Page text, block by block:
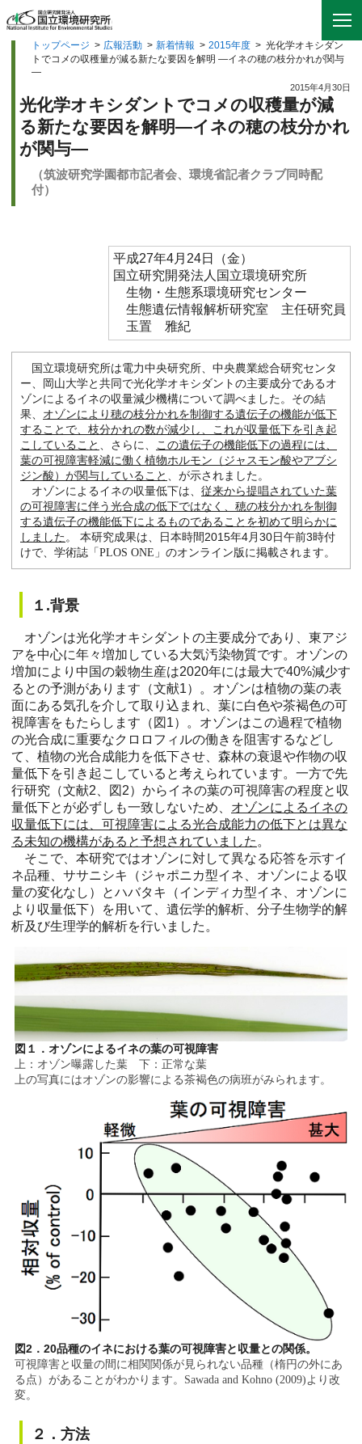
トップページ > 広報活動 > 新着情報 > 2015年度 > 光化学オキシダン
トでコメの収穫量が減る新たな要因を解明 —イネの穂の枝分かれが関与
—
2015年4月30日
光化学オキシダントでコメの収穫量が減
る新たな要因を解明—イネの穂の枝分かれ
が関与—
（筑波研究学園都市記者会、環境省記者クラブ同時配
付）
平成27年4月24日（金）
国立研究開発法人国立環境研究所
生物・生態系環境研究センター
生態遺伝情報解析研究室 主任研究員
玉置 雅紀
国立環境研究所は電力中央研究所、中央農業総合研究センタ
ー、岡山大学と共同で光化学オキシダントの主要成分であるオ
ゾンによるイネの収量減少機構について調べました。その結
果、 オゾンにより穂の枝分かれを制御する遺伝子の機能が低下
することで、枝分かれの数が減少し、これが収量低下を引き起
こしていること
、さらに、
この遺伝子の機能低下の過程には、
葉の可視障害軽減に働く植物ホルモン（ジャスモン酸やアブシ
ジン酸）が関与していること
、が示されました。
オゾンによるイネの収量低下は、 従来から提唱されていた葉
の可視障害に伴う光合成の低下ではなく、穂の枝分かれを制御
する遺伝子の機能低下によるものであることを初めて明らかに
しました。 本研究成果は、日本時間2015年4月30日午前3時付
けで、学術誌「PLOS ONE 」のオンライン版に掲載されます。
１.背景
オゾンは光化学オキシダントの主要成分であり、東アジ
アを中心に年々増加している大気汚染物質です。オゾンの
増加により中国の穀物生産は2020年には最大で40%減少す
るとの予測があります（文献1）。オゾンは植物の葉の表
面にある気孔を介して取り込まれ、葉に白色や茶褐色の可
視障害をもたらします（図1）。オゾンはこの過程で植物
の光合成に重要なクロロフィルの働きを阻害するなどし
て、植物の光合成能力を低下させ、森林の衰退や作物の収
量低下を引き起こしていると考えられています。一方で先
行研究（文献2、図2）からイネの葉の可視障害の程度と収
量低下とが必ずしも一致しないため、 オゾンによるイネの
収量低下には、可視障害による光合成能力の低下とは異な
る未知の機構があると予想されていました 。
そこで、本研究ではオゾンに対して異なる応答を示すイ
ネ品種、ササニシキ（ジャポニカ型イネ、オゾンによる収
量の変化なし）とハバタキ（インディカ型イネ、オゾンに
より収量低下）を用いて、遺伝学的解析、分子生物学的解
析及び生理学的解析を行いました。
図１．オゾンによるイネの葉の可視障害
上：オゾン曝露した葉 下：正常な葉
上の写真にはオゾンの影響による茶褐色の病班がみられます。
図2．20品種のイネにおける葉の可視障害と収量との関係。
可視障害と収量の間に相関関係が見られない品種（楕円の外にあ
る点）があることがわかります。 Sawada and Kohno (2009)より改
変。
２．方法